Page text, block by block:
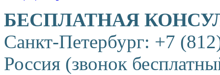
БЕСПЛАТНАЯ
Санкт-Петербург: +7
Россия (звонок